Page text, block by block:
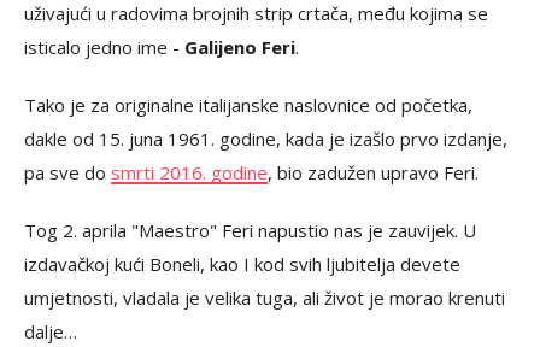
uživajući u radovima brojnih strip crtača, među kojima se
isticalo jedno ime - Galijeno Feri.
Tako je za originalne italijanske naslovnice od početka,
dakle od 15. juna 1961. godine, kada je izašlo prvo izdanje,
pa sve do smrti 2016. godine, bio zadužen upravo Feri.
Tog 2. aprila "Maestro" Feri napustio nas je zauvijek. U
izdavačkoj kući Boneli, kao I kod svih ljubitelja devete
umjetnosti, vladala je velika tuga, ali život je morao krenuti
dalje…